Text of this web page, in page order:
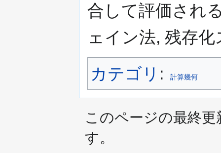
合して評価され
ェイン法, 残存
カテゴリ : 計算幾何
このページの最終
す。